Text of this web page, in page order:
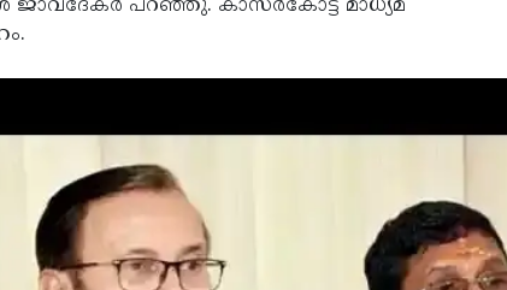
ജാവ്ദേകർ പറഞ്ഞു. കാസർകോട്ട് മാധ്യമ